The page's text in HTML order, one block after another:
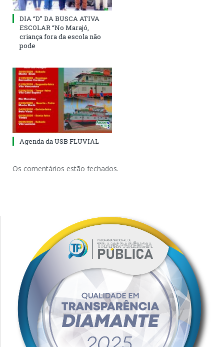
DIA “D” DA BUSCA ATIVA
ESCOLAR “No Marajó,
criança fora da escola não
pode
Agenda da USB FLUVIAL
Os comentários estão fechados.